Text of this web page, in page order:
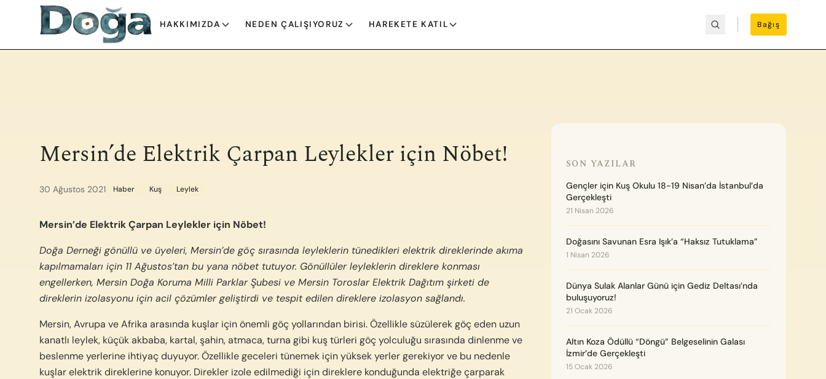
İçeriğe geç
HAKKIMIZDA NEDEN ÇALIŞIYORUZ HAREKETE KATIL Bağış
Mersin’de Elektrik Çarpan Leylekler için Nöbet!
30 Ağustos 2021 Haber Kuş Leylek
Mersin’de Elektrik Çarpan Leylekler için Nöbet!
Doğa Derneği gönüllü ve üyeleri, Mersin’de göç sırasında leyleklerin tünedikleri elektrik direklerinde akıma
kapılmamaları için 11 Ağustos’tan bu yana nöbet tutuyor. Gönüllüler leyleklerin direklere konması
engellerken, Mersin Doğa Koruma Milli Parklar Şubesi ve Mersin Toroslar Elektrik Dağıtım şirketi de
direklerin izolasyonu için acil çözümler geliştirdi ve tespit edilen direklere izolasyon sağlandı.
Mersin, Avrupa ve Afrika arasında kuşlar için önemli göç yollarından birisi. Özellikle süzülerek göç eden uzun
kanatlı leylek, küçük akbaba, kartal, şahin, atmaca, turna gibi kuş türleri göç yolculuğu sırasında dinlenme ve
beslenme yerlerine ihtiyaç duyuyor. Özellikle geceleri tünemek için yüksek yerler gerekiyor ve bu nedenle
kuşlar elektrik direklerine konuyor. Direkler izole edilmediği için direklere konduğunda elektriğe çarparak
SON YAZILAR
Gençler için Kuş Okulu 18-19 Nisan’da İstanbul’da
Gerçekleşti
21 Nisan 2026
Doğasını Savunan Esra Işık’a “Haksız Tutuklama”
1 Nisan 2026
Dünya Sulak Alanlar Günü için Gediz Deltası’nda
buluşuyoruz!
21 Ocak 2026
Altın Koza Ödüllü “Döngü” Belgeselinin Galası
İzmir’de Gerçekleşti
15 Ocak 2026